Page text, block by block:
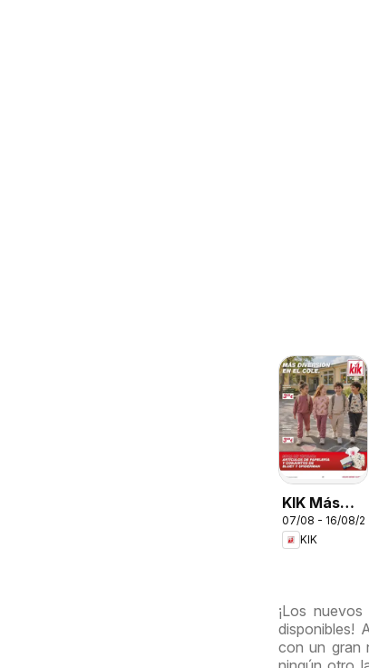
KIK Más
diversión
en el cole
07/08 - 16/08/
KIK
¡Los
disponibles!
con un gran